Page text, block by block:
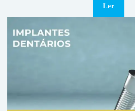
Ler